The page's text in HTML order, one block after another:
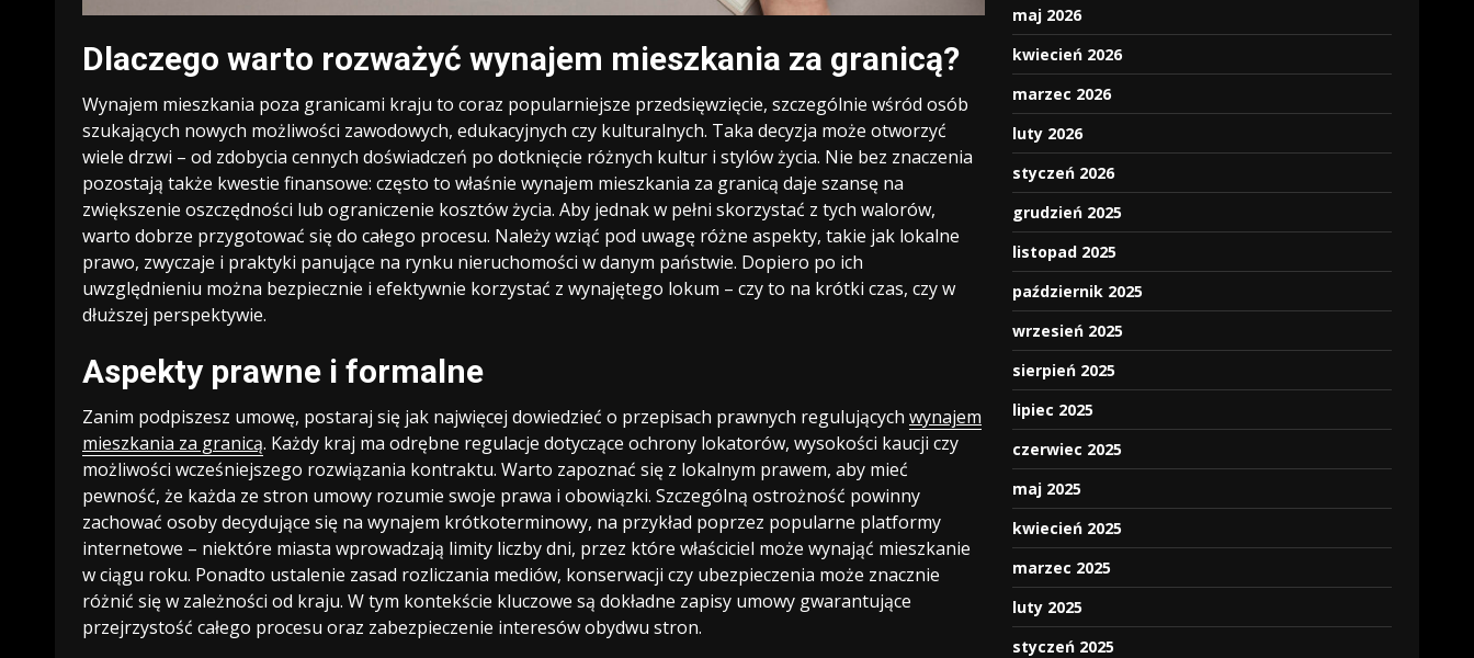
Dlaczego warto rozważyć wynajem mieszkania za granicą?
Wynajem mieszkania poza granicami kraju to coraz popularniejsze przedsięwzięcie, szczególnie wśród osób
szukających nowych możliwości zawodowych, edukacyjnych czy kulturalnych. Taka decyzja może otworzyć
wiele drzwi – od zdobycia cennych doświadczeń po dotknięcie różnych kultur i stylów życia. Nie bez znaczenia
pozostają także kwestie finansowe: często to właśnie wynajem mieszkania za granicą daje szansę na
zwiększenie oszczędności lub ograniczenie kosztów życia. Aby jednak w pełni skorzystać z tych walorów,
warto dobrze przygotować się do całego procesu. Należy wziąć pod uwagę różne aspekty, takie jak lokalne
prawo, zwyczaje i praktyki panujące na rynku nieruchomości w danym państwie. Dopiero po ich
uwzględnieniu można bezpiecznie i efektywnie korzystać z wynajętego lokum – czy to na krótki czas, czy w
dłuższej perspektywie.
Aspekty prawne i formalne
Zanim podpiszesz umowę, postaraj się jak najwięcej dowiedzieć o przepisach prawnych regulujących wynajem
mieszkania za granicą. Każdy kraj ma odrębne regulacje dotyczące ochrony lokatorów, wysokości kaucji czy
możliwości wcześniejszego rozwiązania kontraktu. Warto zapoznać się z lokalnym prawem, aby mieć
pewność, że każda ze stron umowy rozumie swoje prawa i obowiązki. Szczególną ostrożność powinny
zachować osoby decydujące się na wynajem krótkoterminowy, na przykład poprzez popularne platformy
internetowe – niektóre miasta wprowadzają limity liczby dni, przez które właściciel może wynająć mieszkanie
w ciągu roku. Ponadto ustalenie zasad rozliczania mediów, konserwacji czy ubezpieczenia może znacznie
różnić się w zależności od kraju. W tym kontekście kluczowe są dokładne zapisy umowy gwarantujące
przejrzystość całego procesu oraz zabezpieczenie interesów obydwu stron.
maj 2026
kwiecień 2026
marzec 2026
luty 2026
styczeń 2026
grudzień 2025
listopad 2025
październik 2025
wrzesień 2025
sierpień 2025
lipiec 2025
czerwiec 2025
maj 2025
kwiecień 2025
marzec 2025
luty 2025
styczeń 2025